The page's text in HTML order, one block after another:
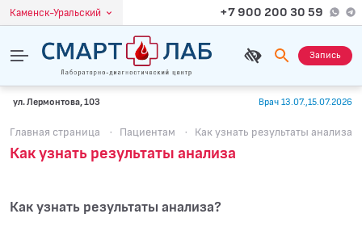
Каменск-Уральский +7 900 200 30 59
Запись
ул. Лермонтова, 103 Врач 13.07.,15.07.2026
Главная страница · Пациентам · Как узнать результаты анализа
Как узнать результаты анализа
Как узнать результаты анализа?